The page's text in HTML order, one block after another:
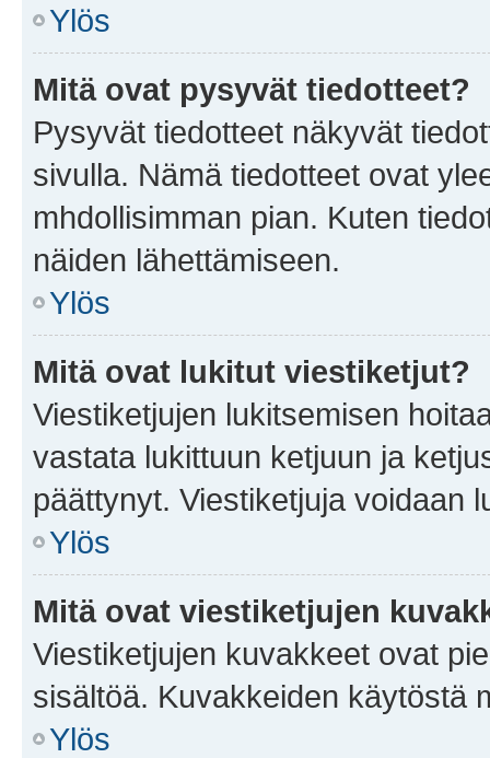
Ylös
Mitä ovat pysyvät tiedotteet?
Pysyvät tiedotteet näkyvät
sivulla. Nämä tiedotteet ovat
mhdollisimman pian. Kuten
näiden lähettämiseen.
Ylös
Mitä ovat lukitut viestiketjut?
Viestiketjujen lukitsemisen
vastata lukittuun ketjuun ja
päättynyt. Viestiketjuja voidaan
Ylös
Mitä ovat viestiketjujen
Viestiketjujen kuvakkeet ovat
sisältöä. Kuvakkeiden käytöstä
Ylös